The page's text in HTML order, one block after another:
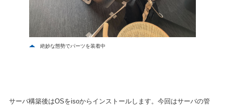
絶妙な態勢でパーツを装着中
サーバ構築後はOSをisoからインストールします。今回はサーバの管